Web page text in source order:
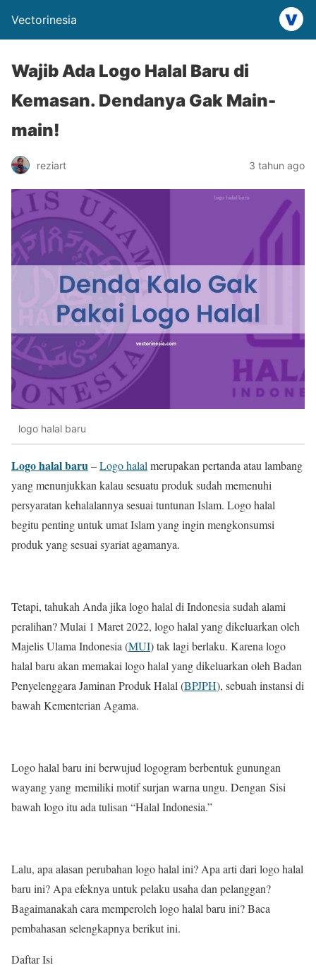
Vectorinesia
Wajib Ada Logo Halal Baru di
Kemasan. Dendanya Gak Main-
main!
reziart 3 tahun ago
logo halal baru
Logo halal baru–Logo halal merupakan pertanda atau lambang
yang menunjukkan kalau sesuatu produk sudah memenuhi
persyaratan kehalalannya sesuai tuntunan Islam. Logo halal
begitu penting untuk umat Islam yang ingin mengkonsumsi
produk yang sesuai syariat agamanya.
Tetapi, tahukah Anda jika logo halal di Indonesia sudah alami
peralihan? Mulai 1 Maret 2022, logo halal yang dikeluarkan oleh
Majelis Ulama Indonesia (MUI) tak lagi berlaku. Karena logo
halal baru akan memakai logo halal yang dikeluarkan oleh Badan
Penyelenggara Jaminan Produk Halal (BPJPH), sebuah instansi di
bawah Kementerian Agama.
Logo halal baru ini berwujud logogram berbentuk gunungan
wayang yang memiliki motif surjan warna ungu. Dengan Sisi
bawah logo itu ada tulisan “Halal Indonesia.”
Lalu, apa alasan perubahan logo halal ini? Apa arti dari logo halal
baru ini? Apa efeknya untuk pelaku usaha dan pelanggan?
Bagaimanakah cara memperoleh logo halal baru ini? Baca
pembahasan selengkapnya berikut ini.
Daftar Isi